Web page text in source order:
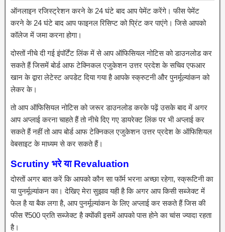
ऑनलाइन रजिस्ट्रेशन करने के 24 घंटे बाद आप पेमेंट करेंगे। फीस पेमेंट
करने के 24 घंटे बाद आप फाइनल रिसिप्ट को प्रिंट कर पाएंगे। जिसे आपको
कॉलेज में जमा करना होगा।
दोस्तों नीचे दी गई इंपॉर्टेंट लिंक में से आप ऑफिसियल नोटिस को डाउनलोड कर
सकते हैं जिसमें बोर्ड आफ टेक्निकल एजुकेशन उत्तर प्रदेश के सचिव एफआर
खान के द्वारा लेटेस्ट अपडेट दिया गया है आपके स्क्रुटनी और पुनर्मूल्यांकन को
लेकर के।
तो आप ऑफिसियल नोटिस को जरूर डाउनलोड करके पढ़ें उसके बाद में अगर
आप अप्लाई करना चाहते हैं तो नीचे दिए गए डायरेक्ट लिंक पर भी अप्लाई कर
सकते हैं नहीं तो आप बोर्ड आफ टेक्निकल एजुकेशन उत्तर प्रदेश के ऑफिशियल
वेबसाइट के माध्यम से कर सकते हैं।
Scrutiny भरे या Revaluation
दोस्तों अगर बात करें कि आपको कौन सा फॉर्म भरना अच्छा रहेगा, स्क्रूटिनी का
या पुनर्मूल्यांकन का। देखिए मेरा सुझाव यही है कि अगर आप किसी सब्जेक्ट में
फेल है या बैक लगा है, आप पुनर्मूल्यांकन के लिए अप्लाई कर सकते हैं जिस की
फीस ₹500 प्रति सब्जेक्ट है क्योंकी इसमें आपको पास होने का चांस ज्यादा रहता
है।